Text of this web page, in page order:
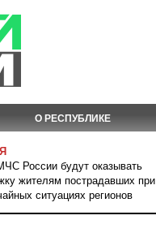
О РЕСПУБЛИКЕ
России будут оказывать
жителям пострадавших при
ситуациях регионов